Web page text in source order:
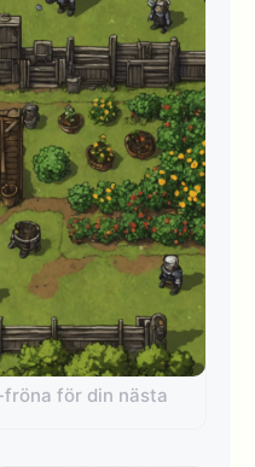
för din nästa